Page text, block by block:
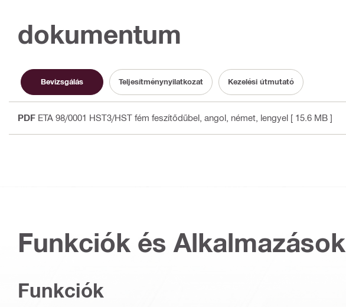
dokumentum
Bevizsgálás Teljesítménynyilatkozat Kezelési útmutató
PDF ETA 98/0001 HST3/HST fém feszítődűbel , angol, német, lengyel [ 15.6 MB ]
Funkciók és Alkalmazások
Funkciók